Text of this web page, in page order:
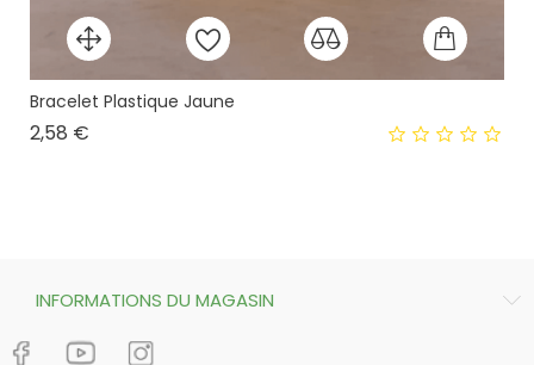
Bracelet Plastique Jaune
2,58 €
INFORMATIONS DU MAGASIN